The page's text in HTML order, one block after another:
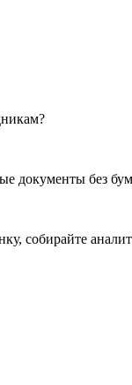
документы без
собирайте